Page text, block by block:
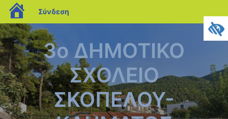
blogs.sch.gr
Σύνδεση
3ο ΔΗΜΟΤΙΚΟ
ΣΧΟΛΕΙΟ
ΣΚΟΠΕΛΟΥ-